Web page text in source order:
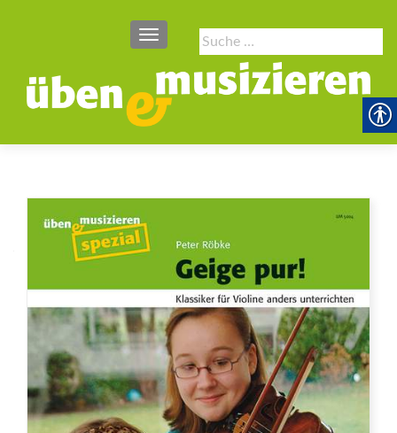
Suche
nach:
SCHALTE NAVIGATION